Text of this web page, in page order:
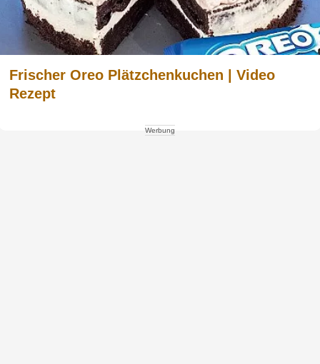
Frischer Oreo Plätzchenkuchen | Video
Rezept
Werbung